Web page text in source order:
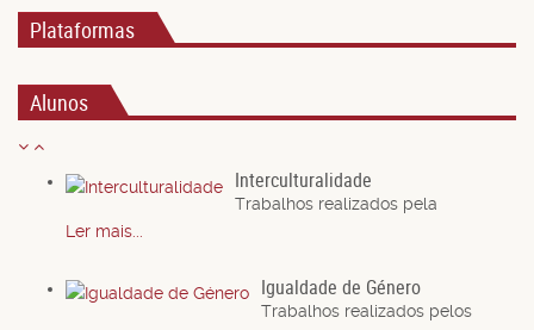
Plataformas
Alunos
Interculturalidade
Trabalhos realizados pela
Ler mais...
Igualdade de Género
Trabalhos realizados pelos